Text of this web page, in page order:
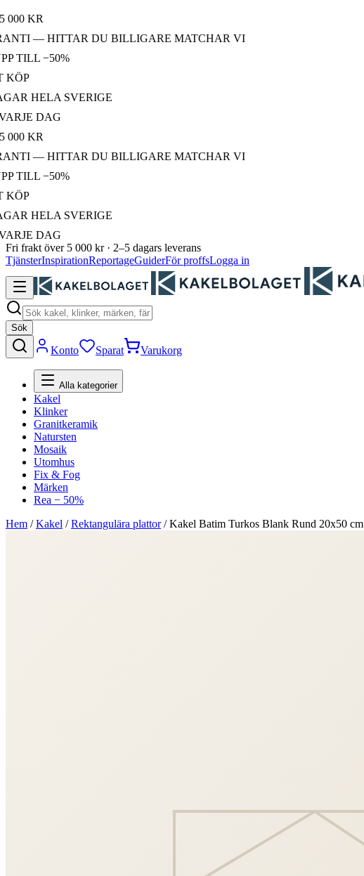
KR
— HITTAR DU BILLIGARE MATCHAR VI
−50%
HELA SVERIGE
DAG
KR
— HITTAR DU BILLIGARE MATCHAR VI
−50%
HELA SVERIGE
DAG
Fri frakt över 5 000 kr · 2–5 dagars leverans
TjänsterInspirationReportageGuiderFör proffsLogga in
Sök
Konto Sparat Varukorg
Alla kategorier
Kakel
Klinker
Granitkeramik
Natursten
Mosaik
Utomhus
Fix & Fog
Märken
Rea − 50%
Hem /Kakel /Rektangulära plattor/Kakel Batim Turkos Blank Rund 20x50 cm